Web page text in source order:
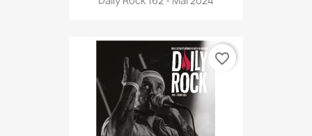
favorite_border